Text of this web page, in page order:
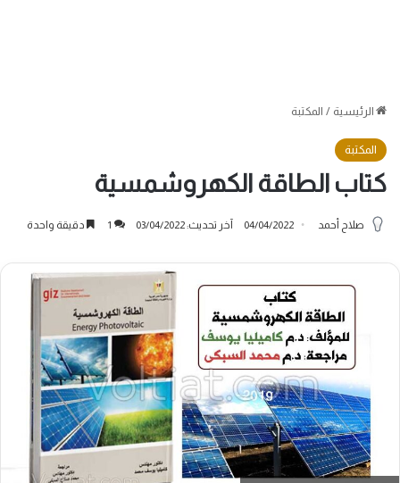
الرئيسية / المكتبة
المكتبة
كتاب الطاقة الكهروشمسية
صلاح أحمد 04/04/2022 آخر تحديث: 03/04/2022 1 دقيقة واحدة